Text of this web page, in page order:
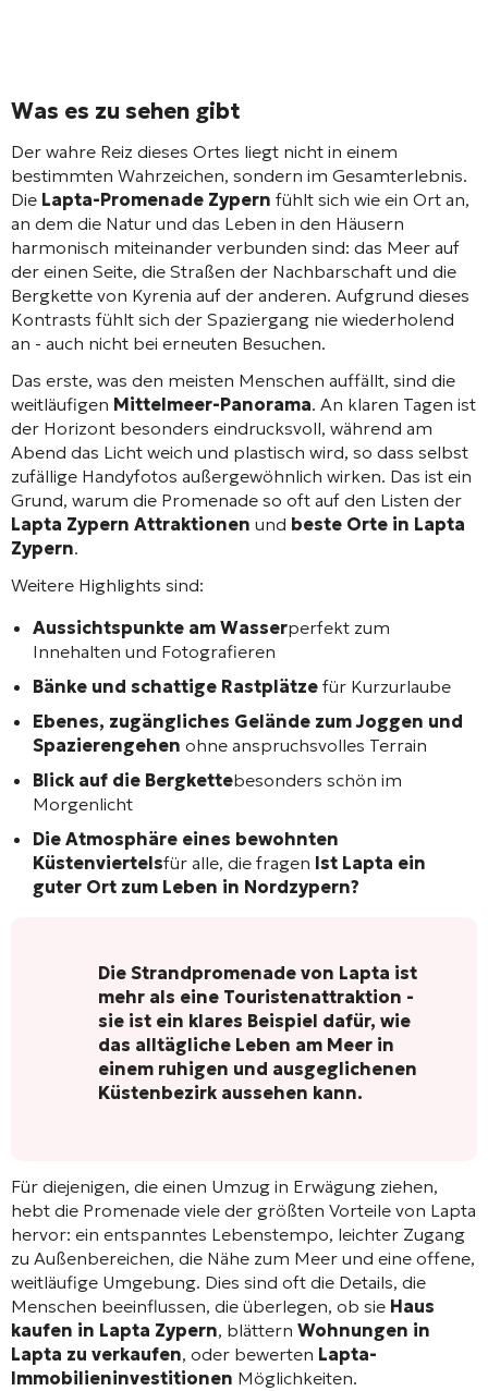
Was es zu sehen gibt
Der wahre Reiz dieses Ortes liegt nicht in einem
bestimmten Wahrzeichen, sondern im Gesamterlebnis.
Die Lapta-Promenade Zypern fühlt sich wie ein Ort an,
an dem die Natur und das Leben in den Häusern
harmonisch miteinander verbunden sind: das Meer auf
der einen Seite, die Straßen der Nachbarschaft und die
Bergkette von Kyrenia auf der anderen. Aufgrund dieses
Kontrasts fühlt sich der Spaziergang nie wiederholend
an - auch nicht bei erneuten Besuchen.
Das erste, was den meisten Menschen auffällt, sind die
weitläufigen Mittelmeer-Panorama. An klaren Tagen ist
der Horizont besonders eindrucksvoll, während am
Abend das Licht weich und plastisch wird, so dass selbst
zufällige Handyfotos außergewöhnlich wirken. Das ist ein
Grund, warum die Promenade so oft auf den Listen der
Lapta Zypern Attraktionen und beste Orte in Lapta
Zypern.
Weitere Highlights sind:
Aussichtspunkte am Wasserperfekt zum
Innehalten und Fotografieren
Bänke und schattige Rastplätze für Kurzurlaube
Ebenes, zugängliches Gelände zum Joggen und
Spazierengehen ohne anspruchsvolles Terrain
Blick auf die Bergkettebesonders schön im
Morgenlicht
Die Atmosphäre eines bewohnten
Küstenviertelsfür alle, die fragen Ist Lapta ein
guter Ort zum Leben in Nordzypern?
Die Strandpromenade von Lapta ist
mehr als eine Touristenattraktion -
sie ist ein klares Beispiel dafür, wie
das alltägliche Leben am Meer in
einem ruhigen und ausgeglichenen
Küstenbezirk aussehen kann.
Für diejenigen, die einen Umzug in Erwägung ziehen,
hebt die Promenade viele der größten Vorteile von Lapta
hervor: ein entspanntes Lebenstempo, leichter Zugang
zu Außenbereichen, die Nähe zum Meer und eine offene,
weitläufige Umgebung. Dies sind oft die Details, die
Menschen beeinflussen, die überlegen, ob sie Haus
kaufen in Lapta Zypern, blättern Wohnungen in
Lapta zu verkaufen, oder bewerten Lapta-
Immobilieninvestitionen Möglichkeiten.